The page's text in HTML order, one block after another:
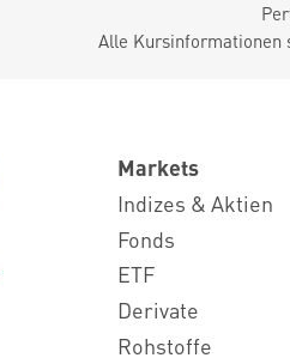
Alle Kursinformationen
Markets
Indizes & Aktien
Fonds
ETF
Derivate
Rohstoffe